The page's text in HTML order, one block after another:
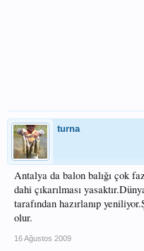
turna
Antalya da balon balığı çok
dahi çıkarılması
tarafından hazırlanıp
olur.
16 Ağustos 2009